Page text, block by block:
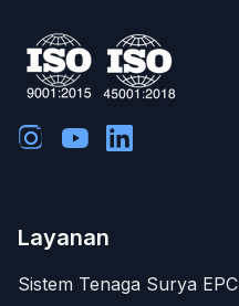
Layanan
Sistem Tenaga Surya EPC